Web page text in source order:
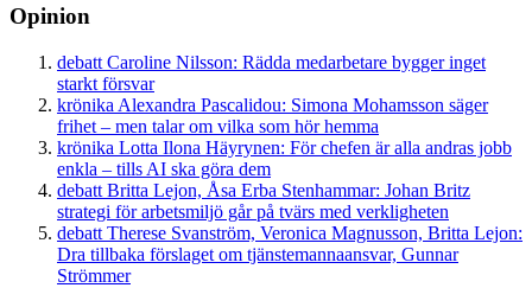
Opinion
debatt Caroline Nilsson: Rädda medarbetare bygger inget
starkt försvar
krönika Alexandra Pascalidou: Simona Mohamsson säger
frihet – men talar om vilka som hör hemma
krönika Lotta Ilona Häyrynen: För chefen är alla andras jobb
enkla – tills AI ska göra dem
debatt Britta Lejon, Åsa Erba Stenhammar: Johan Britz
strategi för arbetsmiljö går på tvärs med verkligheten
debatt Therese Svanström, Veronica Magnusson, Britta Lejon:
Dra tillbaka förslaget om tjänstemannaansvar, Gunnar
Strömmer